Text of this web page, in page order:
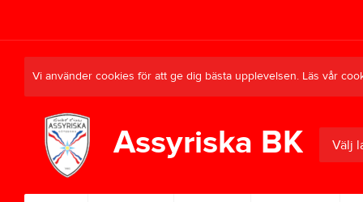
Vi använder cookies för att ge dig bästa upplevelsen. Läs vår
Assyriska BK Välj